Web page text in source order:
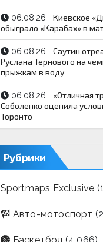
06.08.26
Киевское
обыграло «Карабах» в
06.08.26
Саутин
Руслана Тернового на
прыжкам в воду
06.08.26
«Отличная
Соболенко оценила
Торонто
Рубрики
Sportmaps Exclusive
Авто-мотоспорт